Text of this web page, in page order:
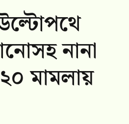
নানা
মামলায়